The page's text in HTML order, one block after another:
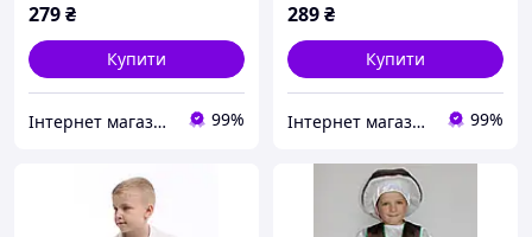
279₴
Купити
Інтернет магазин BLAGOY-ART 99%
289₴
Купити
Інтернет магазин BLAGOY-ART 99%